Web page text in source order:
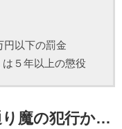
以下の罰金
５年以上の懲役
り魔の犯行か…